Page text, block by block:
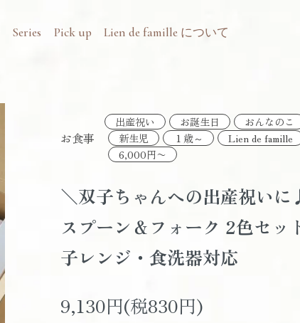
Series Pick up Lien de famille について
お食事
出産祝い お誕生日 おんなのこ
新生児
１歳～ Lien de famille
6,000円〜
＼双子ちゃんへの出産祝い
スプーン＆フォーク 2色セッ
子レンジ・食洗器対応
9,130円(税830円)